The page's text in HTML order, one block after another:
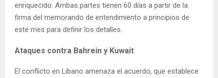
enriquecido. Ambas partes tienen 60 días a partir de la
firma del memorando de entendimiento a principios de
este mes para definir los detalles.
Ataques contra Bahrein y Kuwait
El conflicto en Líbano amenaza el acuerdo, que establece